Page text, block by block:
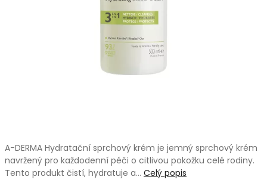
A-DERMA Hydratační sprchový krém je jemný sprchový krém
navržený pro každodenní péči o citlivou pokožku celé rodiny.
Tento produkt čistí, hydratuje a… Celý popis